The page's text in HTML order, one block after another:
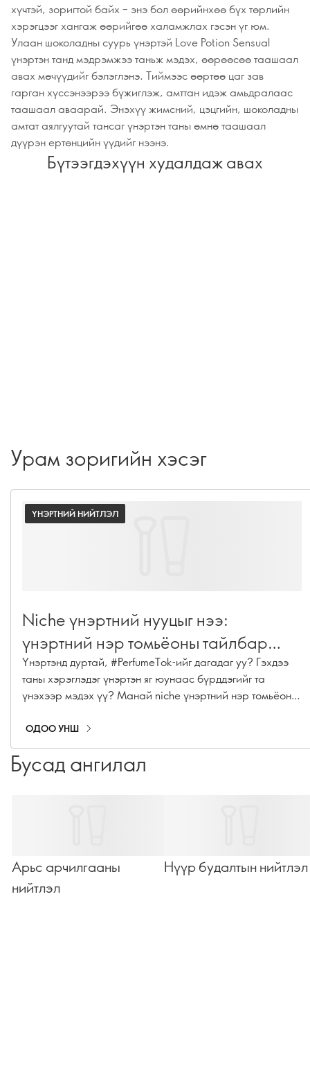
хүчтэй, зоригтой байх – энэ бол өөрийнхөө бүх төрлийн
хэрэгцээг хангаж өөрийгөө халамжлах гэсэн үг юм.
Улаан шоколадны суурь үнэртэй Love Potion Sensual
үнэртэн танд мэдрэмжээ таньж мэдэх, өөрөөсөө таашаал
авах мөчүүдийг бэлэглэнэ. Тиймээс өөртөө цаг зав
гарган хүссэнээрээ бүжиглэж, амттан идэж амьдралаас
таашаал аваарай. Энэхүү жимсний, цэцгийн, шоколадны
амтат аялгуутай тансаг үнэртэн таны өмнө таашаал
дүүрэн ертөнцийн үүдийг нээнэ.
Бүтээгдэхүүн худалдаж авах
Урам зоригийн хэсэг
ҮНЭРТНИЙ НИЙТЛЭЛ
Niche үнэртний нууцыг нээ:
үнэртний нэр томьёоны тайлбар
толь
Үнэртэнд дуртай, #PerfumeTok-ийг дагадаг уу? Гэхдээ
таны хэрэглэдэг үнэртэн яг юунаас бүрддэгийг та
үнэхээр мэдэх үү? Манай niche үнэртний нэр томьёоны
эхлээрэй — үнэр хэрхэн бүтээгддэгийг мэдэх таны
backstage нэвтрэх эрх гэсэн үг. Мэргэжлийн түвшний
орц найрлагаас эхлээд niche үнэртний нууц хүртэл —
үнэртний мэдлэгтэй хүн мэт “үнэртэж”, “ярьж” сурахад
ОДОО УНШ
Бусад ангилал
Арьс арчилгааны
нийтлэл
Нүүр будалтын нийтлэл